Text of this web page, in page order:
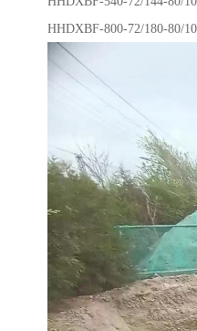
HHDXBF-800-72/180-80/